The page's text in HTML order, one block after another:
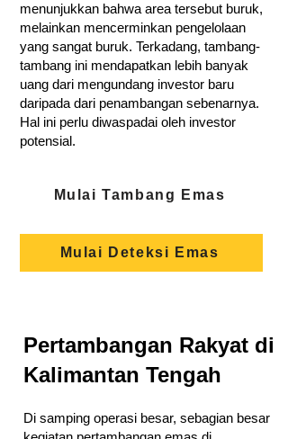
menunjukkan bahwa area tersebut buruk,
melainkan mencerminkan pengelolaan
yang sangat buruk. Terkadang, tambang-
tambang ini mendapatkan lebih banyak
uang dari mengundang investor baru
daripada dari penambangan sebenarnya.
Hal ini perlu diwaspadai oleh investor
potensial.
Mulai Tambang Emas
Mulai Deteksi Emas
Pertambangan Rakyat di
Kalimantan Tengah
Di samping operasi besar, sebagian besar